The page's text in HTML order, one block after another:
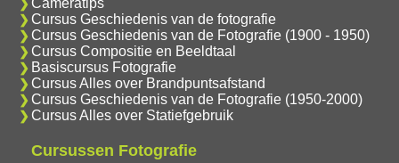
Cursus Geschiedenis van de fotografie
Cursus Geschiedenis van de Fotografie (1900 - 1950)
Cursus Compositie en Beeldtaal
Basiscursus Fotografie
Cursus Alles over Brandpuntsafstand
Cursus Geschiedenis van de Fotografie (1950-2000)
Cursus Alles over Statiefgebruik
Cursussen Fotografie